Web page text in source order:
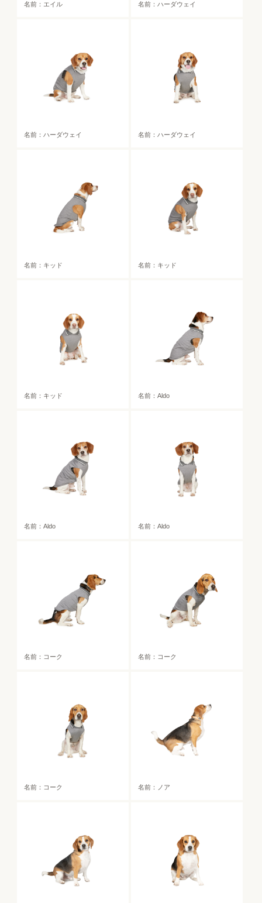
名前：エイル 名前：ハーダウェイ
名前：ハーダウェイ 名前：ハーダウェイ
名前：キッド 名前：キッド
名前：キッド 名前：Aldo
名前：Aldo 名前：Aldo
名前：コーク 名前：コーク
名前：コーク 名前：ノア